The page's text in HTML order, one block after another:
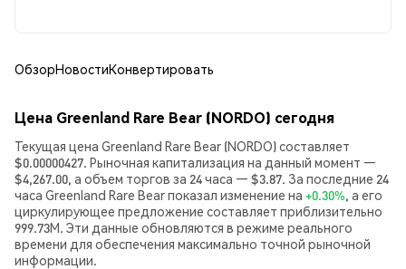
ОбзорНовостиКонвертировать
Цена Greenland Rare Bear (NORDO) сегодня
Текущая цена Greenland Rare Bear (NORDO) составляет
$0.00000427. Рыночная капитализация на данный момент —
$4,267.00, а объем торгов за 24 часа — $3.87. За последние 24
часа Greenland Rare Bear показал изменение на +0.30%, а его
циркулирующее предложение составляет приблизительно
999.73M. Эти данные обновляются в режиме реального
времени для обеспечения максимально точной рыночной
информации.